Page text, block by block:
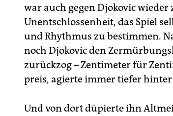
war auch gegen Djokovic
Unentschlossenheit, das Spiel
und Rhythmus zu bestimmen.
noch Djokovic den
zurückzog – Zentimeter für
preis, agierte immer tiefer
Und von dort düpierte ihn